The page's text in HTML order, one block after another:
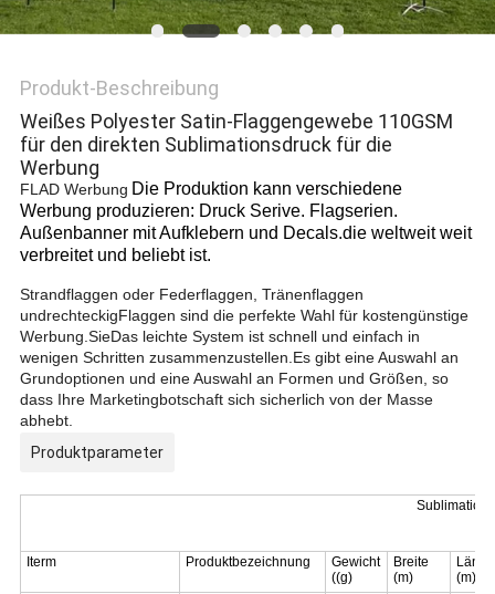
Produkt-Beschreibung
Weißes Polyester Satin-Flaggengewebe 110GSM
für den direkten Sublimationsdruck für die
Werbung
FLAD Werbung Die Produktion kann verschiedene
Werbung produzieren: Druck Serive. Flagserien.
Außenbanner mit Aufklebern und Decals.die weltweit weit
verbreitet und beliebt ist.
Strandflaggen oder Federflaggen, Tränenflaggen
undrechteckigFlaggen sind die perfekte Wahl für kostengünstige
Werbung.SieDas leichte System ist schnell und einfach in
wenigen Schritten zusammenzustellen.Es gibt eine Auswahl an
Grundoptionen und eine Auswahl an Formen und Größen, so
dass Ihre Marketingbotschaft sich sicherlich von der Masse
abhebt.
Produktparameter
Iterm Produktbezeichnung
Gewicht
((g)
Breite
(m)
(m)